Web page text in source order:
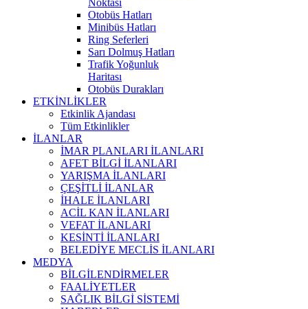
Otobüs Hatları
Minibüs Hatları
Ring Seferleri
Sarı Dolmuş Hatları
Trafik Yoğunluk
Haritası
Otobüs Durakları
ETKİNLİKLER
Etkinlik Ajandası
Tüm Etkinlikler
İLANLAR
İMAR PLANLARI İLANLARI
AFET BİLGİ İLANLARI
YARIŞMA İLANLARI
ÇEŞİTLİ İLANLAR
İHALE İLANLARI
ACİL KAN İLANLARI
VEFAT İLANLARI
KESİNTİ İLANLARI
BELEDİYE MECLİS İLANLARI
MEDYA
BİLGİLENDİRMELER
FAALİYETLER
SAĞLIK BİLGİ SİSTEMİ